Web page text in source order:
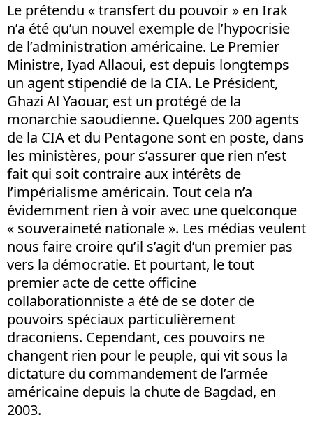
Le prétendu « transfert du pouvoir » en Irak
n’a été qu’un nouvel exemple de l’hypocrisie
de l’administration américaine. Le Premier
Ministre, Iyad Allaoui, est depuis longtemps
un agent stipendié de la CIA. Le Président,
Ghazi Al Yaouar, est un protégé de la
monarchie saoudienne. Quelques 200 agents
de la CIA et du Pentagone sont en poste, dans
les ministères, pour s’assurer que rien n’est
fait qui soit contraire aux intérêts de
l’impérialisme américain. Tout cela n’a
évidemment rien à voir avec une quelconque
« souveraineté nationale ». Les médias veulent
nous faire croire qu’il s’agit d’un premier pas
vers la démocratie. Et pourtant, le tout
premier acte de cette officine
collaborationniste a été de se doter de
pouvoirs spéciaux particulièrement
draconiens. Cependant, ces pouvoirs ne
changent rien pour le peuple, qui vit sous la
dictature du commandement de l’armée
américaine depuis la chute de Bagdad, en
2003.